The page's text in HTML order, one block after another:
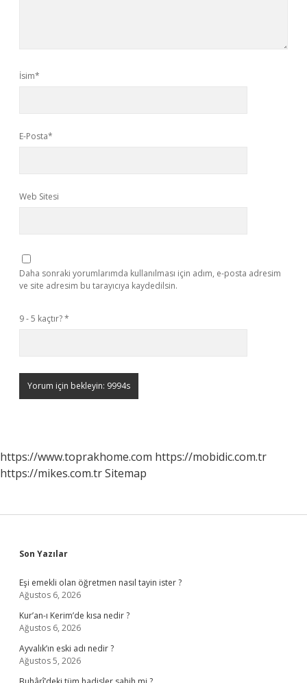
İsim*
E-Posta*
Web Sitesi
Daha sonraki yorumlarımda kullanılması için adım, e-posta adresim
ve site adresim bu tarayıcıya kaydedilsin.
9 - 5 kaçtır?*
https://www.toprakhome.com https://mobidic.com.tr
https://mikes.com.trSitemap
Sidebar
Son Yazılar
Eşi emekli olan öğretmen nasıl tayin ister ?
Ağustos 6, 2026
Kur’an-ı Kerim’de kısa nedir ?
Ağustos 6, 2026
Ayvalık’ın eski adı nedir ?
Ağustos 5, 2026